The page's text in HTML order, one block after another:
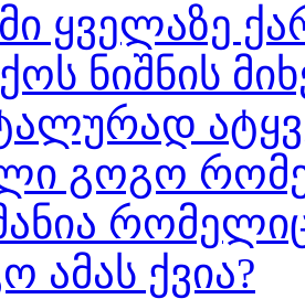
ყველაზე
ნიშნის
გოგო
ამას ქვია?